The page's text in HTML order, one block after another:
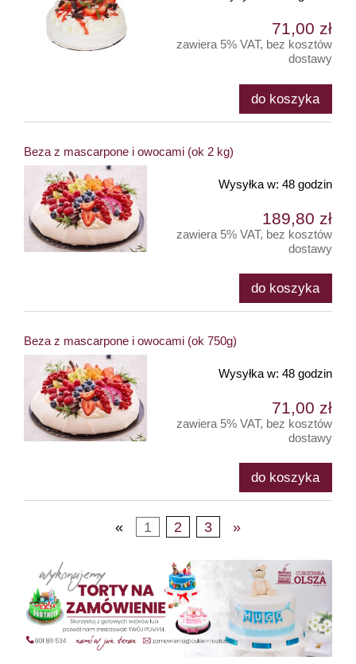
71,00 zł
zawiera 5% VAT, bez kosztów
dostawy
do koszyka
Beza z mascarpone i owocami (ok 2 kg)
Wysyłka w: 48 godzin
189,80 zł
zawiera 5% VAT, bez kosztów
dostawy
do koszyka
Beza z mascarpone i owocami (ok 750g)
Wysyłka w: 48 godzin
71,00 zł
zawiera 5% VAT, bez kosztów
dostawy
do koszyka
« 1 2 3 »